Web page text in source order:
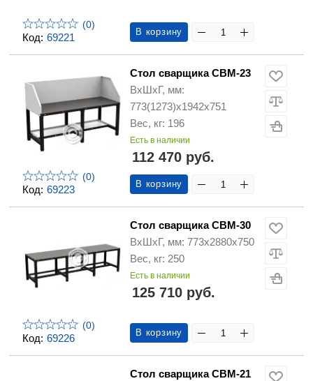
Код: 69221
(0)
В корзину
Код: 69223
(0)
Стол сварщика СВМ-23
ВхШхГ, мм:
773(1273)х1942х751
Вес, кг: 196
Есть в наличии
112 470 руб.
В корзину
Код: 69226
(0)
Стол сварщика СВМ-30
ВхШхГ, мм: 773х2880х750
Вес, кг: 250
Есть в наличии
125 710 руб.
В корзину
Стол сварщика СВМ-21